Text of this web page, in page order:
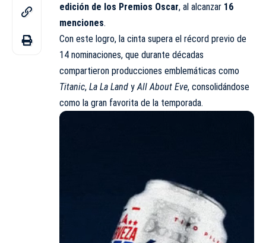
edición de los Premios Oscar, al alcanzar 16
menciones.
Con este logro, la cinta supera el récord previo de
14 nominaciones, que durante décadas
compartieron producciones emblemáticas como
Titanic, La La Land yAll About Eve, consolidándose
como la gran favorita de la temporada.